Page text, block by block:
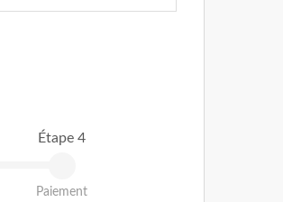
Étape 4
Paiement